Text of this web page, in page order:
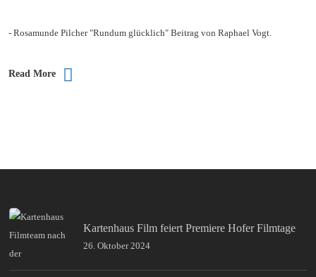
- Rosamunde Pilcher "Rundum glücklich" Beitrag von Raphael Vogt.
Read More
Kartenhaus Film feiert Premiere Hofer Filmtage
26. Oktober 2024